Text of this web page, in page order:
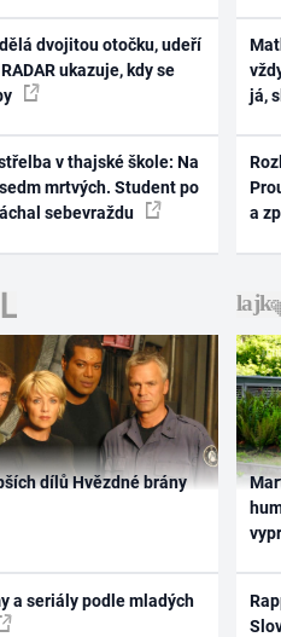
dvojitou otočku, udeří
ukazuje, kdy se
v thajské škole: Na
mrtvých. Student po
sebevraždu
já,
a
dílů Hvězdné brány
a seriály podle mladých